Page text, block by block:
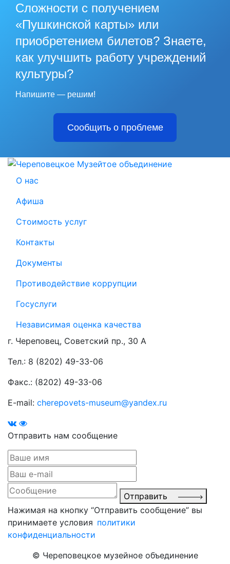
Сложности с получением
«Пушкинской карты» или
приобретением билетов? Знаете,
как улучшить работу учреждений
культуры?
Напишите — решим!
Сообщить о проблеме
О нас
Афиша
Стоимость услуг
Контакты
Документы
Противодействие коррупции
Госуслуги
Независимая оценка качества
г. Череповец, Советский пр., 30 А
Тел.: 8 (8202) 49-33-06
Факс.: (8202) 49-33-06
E-mail: cherepovets-museum@yandex.ru
Отправить нам сообщение
Отправить
Нажимая на кнопку “Отправить сообщение” вы
принимаете условия политики
конфиденциальности
© Череповецкое музейное объединение